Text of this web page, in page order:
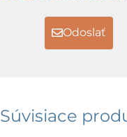
Odoslať
Súvisiace